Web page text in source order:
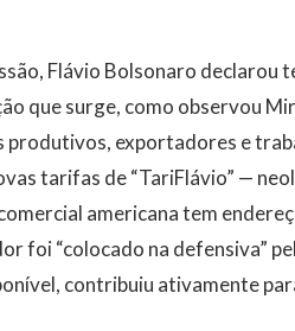
Flávio Bolsonaro declarou
que surge, como observou
exportadores e
tarifas de “TariFlávio” —
americana tem
foi “colocado na defensiva”
contribuiu ativamente